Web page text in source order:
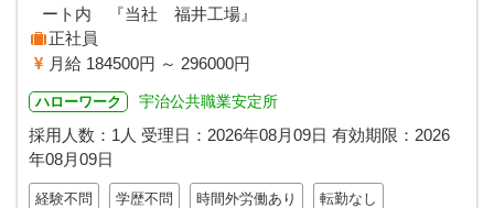
ート内 『当社 福井工場』
正社員
月給 184500円 ～ 296000円
ハローワーク 宇治公共職業安定所
採用人数：1人 受理日： 2026年08月09日 有効期限： 2026
年08月09日
経験不問 学歴不問 時間外労働あり 転勤なし